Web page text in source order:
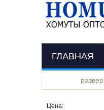
ГЛАВНАЯ
Цена: